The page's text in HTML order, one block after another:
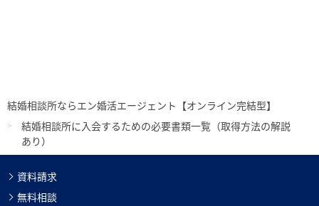
結婚相談所ならエン婚活エージェント【オンライン完結型】
結婚相談所に入会するための必要書類一覧（取得方法の解説
あり）
資料請求
無料相談